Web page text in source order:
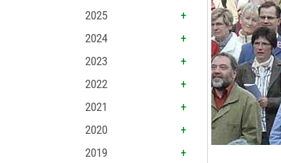
2025
2024
2023
2022
2021
2020
2019